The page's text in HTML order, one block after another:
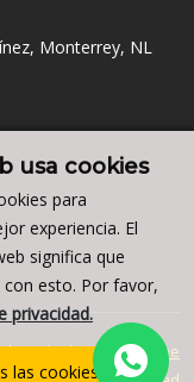
usa cookies
para
experiencia. El
significa que
esto. Por favor,
privacidad.
las cookies
Monterrey, NL
byTeknik Informe
|